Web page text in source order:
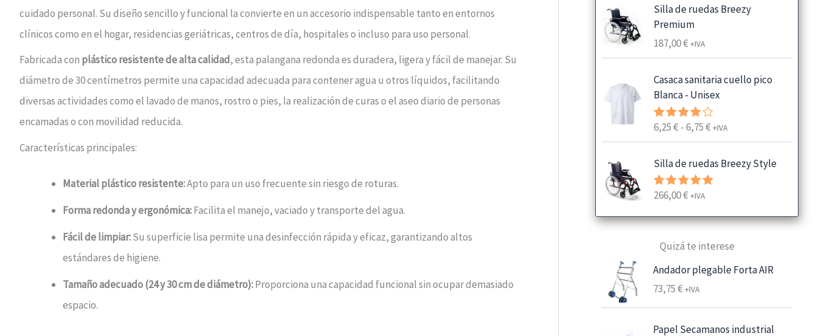
cuidado personal. Su diseño sencillo y funcional la convierte en un accesorio indispensable tanto en entornos
clínicos como en el hogar, residencias geriátricas, centros de día, hospitales o incluso para uso personal.
Fabricada con plástico resistente de alta calidad, esta palangana redonda es duradera, ligera y fácil de manejar. Su
diámetro de 30 centímetros permite una capacidad adecuada para contener agua u otros líquidos, facilitando
diversas actividades como el lavado de manos, rostro o pies, la realización de curas o el aseo diario de personas
encamadas o con movilidad reducida.
Características principales:
Material plástico resistente:Apto para un uso frecuente sin riesgo de roturas.
Forma redonda y ergonómica:Facilita el manejo, vaciado y transporte del agua.
Fácil de limpiar:Su superficie lisa permite una desinfección rápida y eficaz, garantizando altos
estándares de higiene.
Tamaño adecuado (24 y 30 cm de diámetro):Proporciona una capacidad funcional sin ocupar demasiado
espacio.
Silla de ruedas Breezy
Premium
187,00€+IVA
Casaca sanitaria cuello pico
Blanca - Unisex
Valorado
6,25€-6,75€R
a
g
o
e
r
c
o
+IVA
Silla de ruedas Breezy Style
Valorado
de 5
266,00€+IVA
Quizá te interese
Andador plegable Forta AIR
73,75€+IVA
Papel Secamanos industrial